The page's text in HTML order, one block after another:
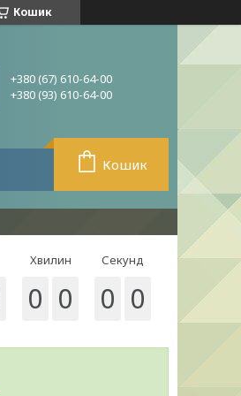
Кошик
+380 (67) 610-64-00
+380 (93) 610-64-00
Кошик
Хвилин
0 0
Секунд
0 0